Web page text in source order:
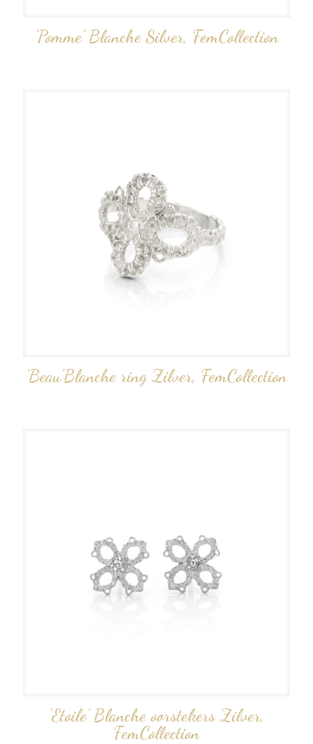
‘Pomme’ Blanche Silver, FemCollection
‘Beau’Blanche ring Zilver, FemCollection
‘Etoile’ Blanche oorstekers Zilver,
FemCollection